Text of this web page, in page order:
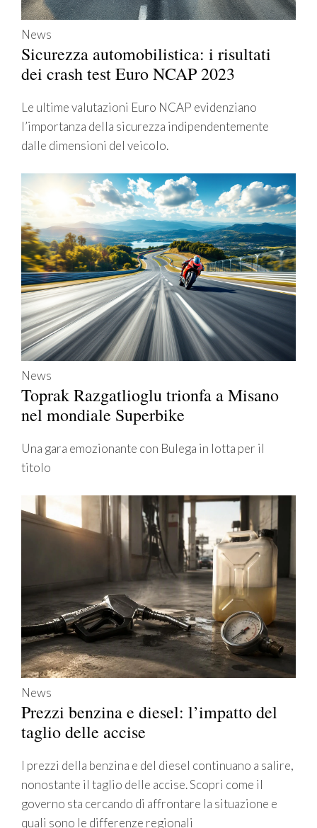
News
Sicurezza automobilistica: i risultati
dei crash test Euro NCAP 2023
Le ultime valutazioni Euro NCAP evidenziano
l’importanza della sicurezza indipendentemente
dalle dimensioni del veicolo.
News
Toprak Razgatlioglu trionfa a Misano
nel mondiale Superbike
Una gara emozionante con Bulega in lotta per il
titolo
News
Prezzi benzina e diesel: l’impatto del
taglio delle accise
I prezzi della benzina e del diesel continuano a salire,
nonostante il taglio delle accise. Scopri come il
governo sta cercando di affrontare la situazione e
quali sono le differenze regionali